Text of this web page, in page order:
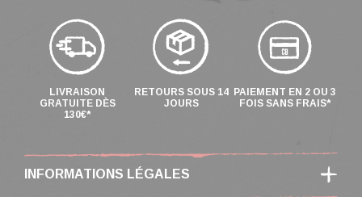
LIVRAISON
GRATUITE DÈS
130€*
RETOURS SOUS 14
JOURS
PAIEMENT EN 2 OU 3
FOIS SANS FRAIS*
INFORMATIONS LÉGALES